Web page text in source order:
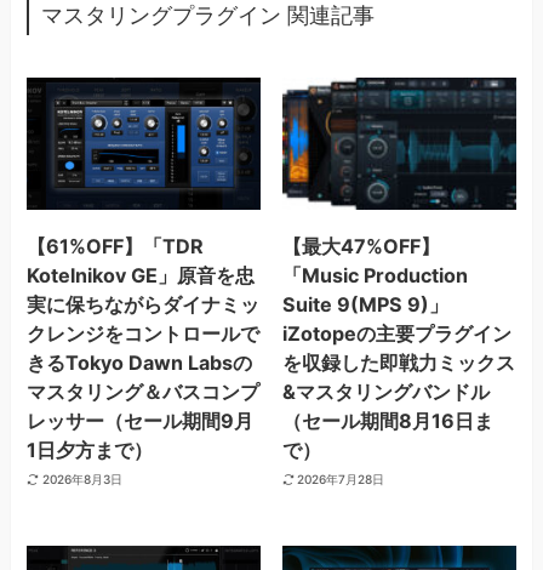
マスタリングプラグイン 関連記事
【61%OFF】「TDR
Kotelnikov GE」原音を忠
実に保ちながらダイナミッ
クレンジをコントロールで
きるTokyo Dawn Labsの
マスタリング＆バスコンプ
レッサー（セール期間9月
1日夕方まで）
2026年8月3日
【最大47%OFF】
「Music Production
Suite 9(MPS 9)」
iZotopeの主要プラグイン
を収録した即戦力ミックス
&マスタリングバンドル
（セール期間8月16日ま
で）
2026年7月28日